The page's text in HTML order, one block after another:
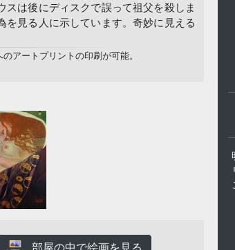
は後にディスクで誤って祖父を殺しま
を見る人に示しています。奇妙に見える
アートプリントの印刷が可能。